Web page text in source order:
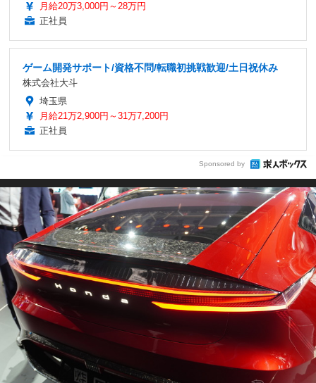
月給20万3,000円～28万円
正社員
ゲーム開発サポート/資格不問/転職初挑戦歓迎/土日祝休み
株式会社大斗
埼玉県
月給21万2,900円～31万7,200円
正社員
Sponsored by